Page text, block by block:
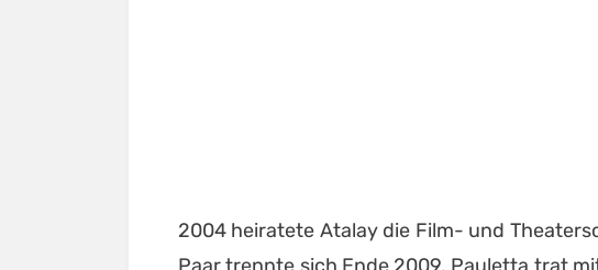
2004 heiratete Atalay die Film- und